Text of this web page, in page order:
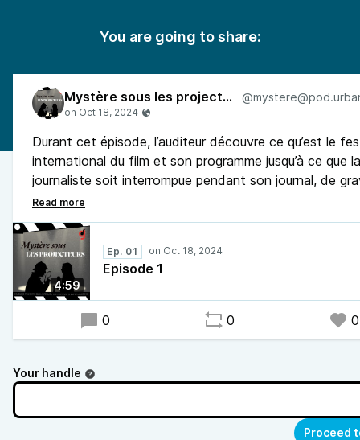
You are going to share:
Mystère sous les projecteurs
Durant cet épisode, l’auditeur découvre ce qu’est le
international du film et son programme jusqu’à ce que la
journaliste soit interrompue pendant son journal, de
événements sont en train de se dérouler à la Roche-
4:59
Ep. 01
Episode 1
0 0 0
Your handle
Proceed